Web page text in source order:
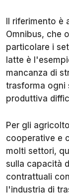
Il riferimento è
Omnibus, che
particolare i
latte è
mancanza di
trasforma ogni
produttiva
Per gli
cooperative e
molti settori,
sulla capacità
contrattuali
l'industria di